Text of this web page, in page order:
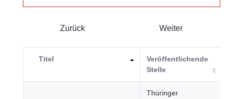
Zurück Weiter
Titel
Veröffentlichende
Stelle
Thüringer